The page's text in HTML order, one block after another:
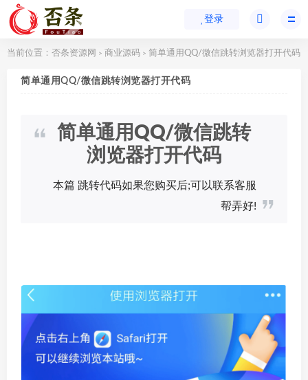
登录
当前位置： 否条资源网 > 商业源码 > 简单通用QQ/微信跳转浏览器打开代码
简单通用QQ/微信跳转浏览器打开代码
简单通用QQ/微信跳转
浏览器打开代码
本篇 跳转代码如果您购买后;可以联系客服
帮弄好!